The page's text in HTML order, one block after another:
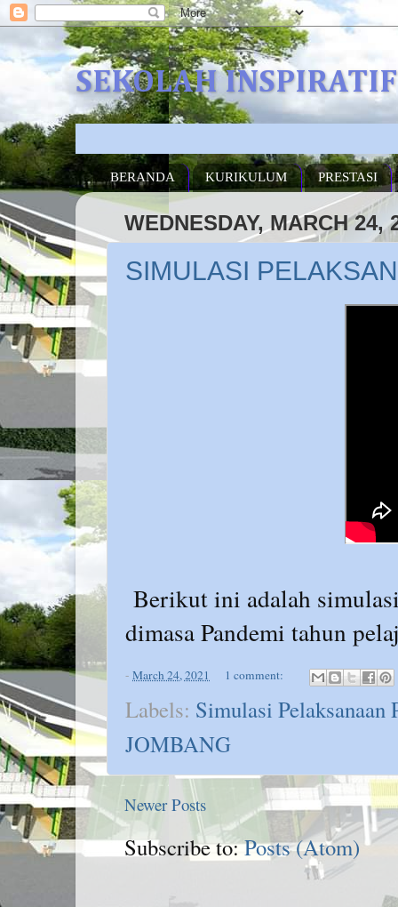
SEKOLAH
BERANDA KURIKULUM PRESTASI
WEDNESDAY, MARCH 24,
SIMULASI
Berikut ini adalah
dimasa Pandemi tahun
- March 24, 2021 1 comment:
Labels: Simulasi
JOMBANG
Newer Posts
Subscribe to:Posts (Atom)